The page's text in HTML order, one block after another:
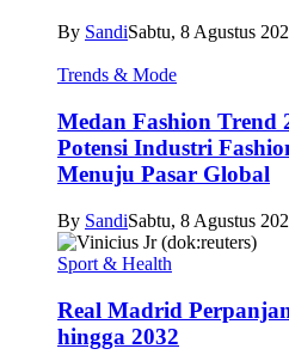
By SandiSabtu, 8 Agustus
Trends & Mode
Medan Fashion Trend
Potensi Industri
Menuju Pasar Global
By SandiSabtu, 8 Agustus
Sport & Health
Real Madrid
hingga 2032